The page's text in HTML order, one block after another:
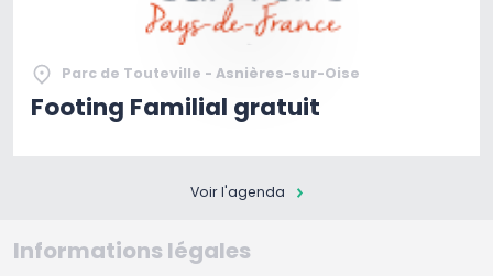
Parc de Touteville - Asnières-sur-Oise
Footing Familial gratuit
Voir l'agenda
Informations légales